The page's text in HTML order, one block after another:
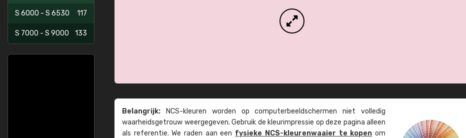
S 6000 - S 6530 117
S 7000 - S 9000 133
Belangrijk: NCS-kleuren worden op computer­beeld­schermen niet volledig
waarheids­­getrouw weer­gegeven. Gebruik de kleur­impressie op deze pagina alleen
als referentie. We raden aan een fysieke NCS-kleuren­waaier te kopen om